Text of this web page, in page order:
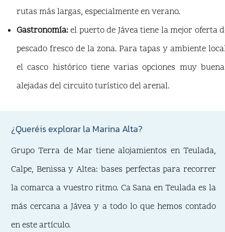
rutas más largas, especialmente en verano.
Gastronomía:el puerto de Jávea tiene la mejor oferta
pescado fresco de la zona. Para tapas y ambiente
el casco histórico tiene varias opciones muy
alejadas del circuito turístico del arenal.
¿Queréis explorar la Marina Alta?
Grupo Terra de Mar tiene alojamientos en Teulada,
Calpe, Benissa y Altea: bases perfectas para recorrer
la comarca a vuestro ritmo. Ca Sana en Teulada es la
más cercana a Jávea y a todo lo que hemos contado
en este artículo.